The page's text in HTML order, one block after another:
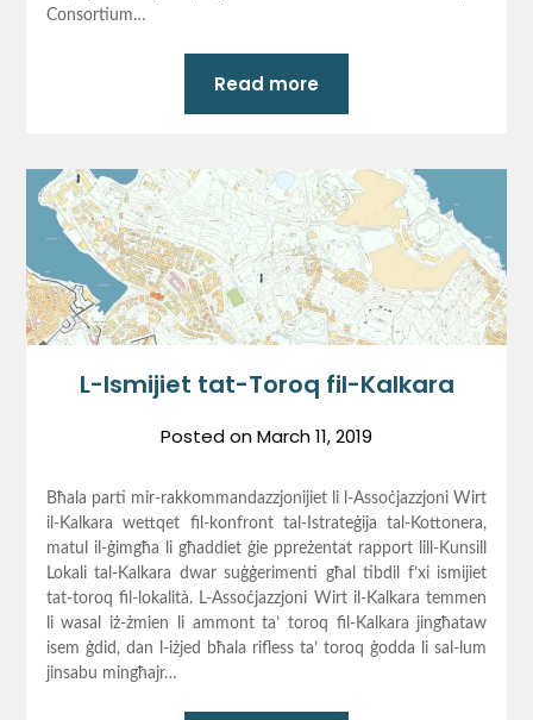
Consortium…
Read more
L-Ismijiet tat-Toroq fil-Kalkara
Posted onMarch 11, 2019
Bħala parti mir-rakkommandazzjonijiet li l-Assoċjazzjoni Wirt
il-Kalkara wettqet fil-konfront tal-Istrateġija tal-Kottonera,
matul il-ġimgħa li għaddiet ġie ppreżentat rapport lill-Kunsill
Lokali tal-Kalkara dwar suġġerimenti għal tibdil f’xi ismijiet
tat-toroq fil-lokalità. L-Assoċjazzjoni Wirt il-Kalkara temmen
li wasal iż-żmien li ammont ta’ toroq fil-Kalkara jingħataw
isem ġdid, dan l-iżjed bħala rifless ta’ toroq ġodda li sal-lum
jinsabu mingħajr…